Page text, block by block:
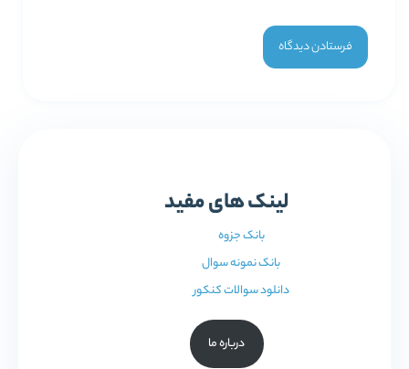
لینک های مفید
بانک جزوه
بانک نمونه سوال
دانلود سوالات کنکور
درباره ما